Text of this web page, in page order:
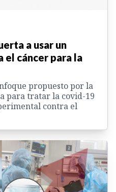
a usar un
el cáncer para la
propuesto por la
para tratar la covid-19
contra el